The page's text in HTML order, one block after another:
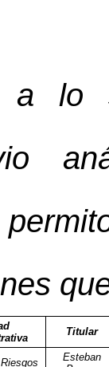
a lo
Titular
Esteban